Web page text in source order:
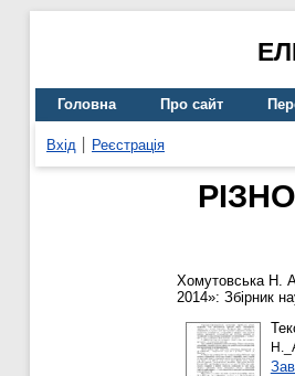
Головна Про сайт
Вхід Реєстрація
Хомутовська Н.
2014»: Збірник